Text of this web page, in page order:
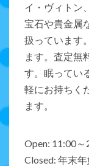
イ・ヴィトン
宝石や貴金属
扱っています
ます。査定無
す。眠ってい
軽にお持ちく
ます。
Open: 11:00～
Closed: 年末